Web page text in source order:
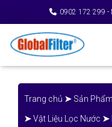
0902 172 299
Trang chủ ➤ Sản
➤Vật Liệu Lọc Nước ➤